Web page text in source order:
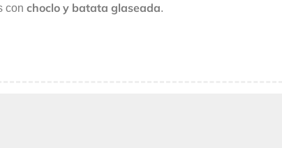
con choclo y batata glaseada.